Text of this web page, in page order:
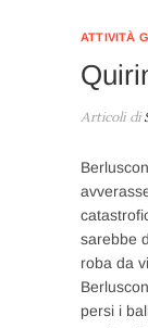
ATTIVITÀ
Articoli di
sarebbe
roba da
persi i